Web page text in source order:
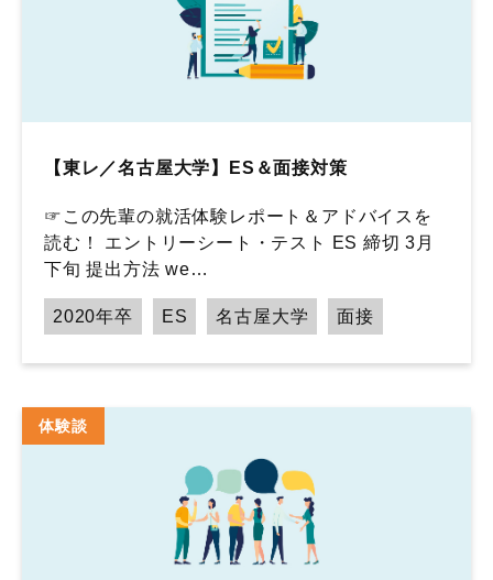
【東レ／名古屋大学】ES＆面接対策
☞この先輩の就活体験レポート＆アドバイスを
読む！ エントリーシート・テスト ES 締切 3月
下旬 提出方法 we…
2020年卒 ES 名古屋大学 面接
体験談